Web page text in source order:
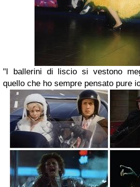
"I ballerini di liscio si vestono
quello che ho sempre pensato pure